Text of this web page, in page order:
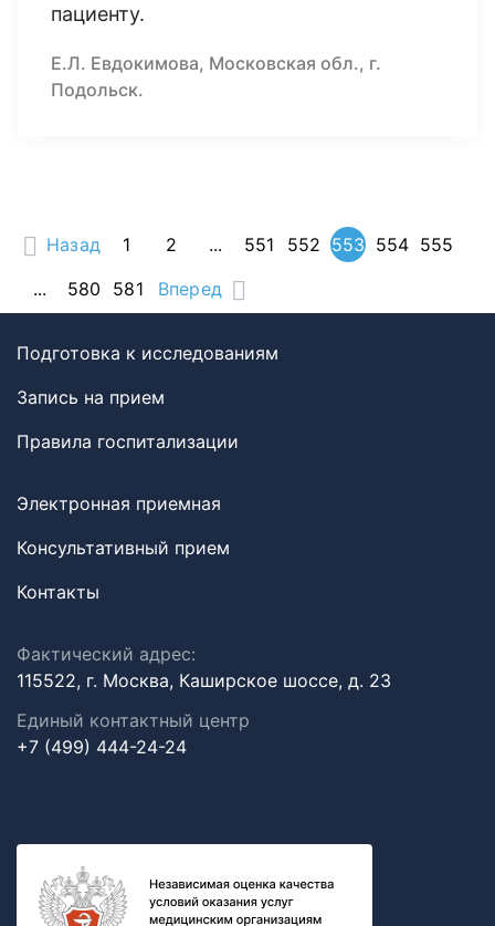
пациенту.
Е.Л. Евдокимова, Московская обл., г.
Подольск.
Назад 1 2 ... 551 552 553 554 555
...
580 581 Вперед
Подготовка к исследованиям
Запись на прием
Правила госпитализации
Электронная приемная
Консультативный прием
Контакты
Фактический адрес:
115522, г. Москва, Каширское шоссе, д. 23
Единый контактный центр
+7 (499) 444-24-24